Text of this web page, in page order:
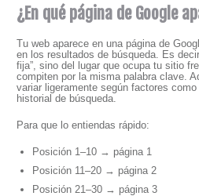
¿En qué página de Google
Tu web aparece en una página de
en los resultados de búsqueda. Es
fija”, sino del lugar que ocupa tu sitio
compiten por la misma palabra clave.
variar ligeramente según factores
historial de búsqueda.
Para que lo entiendas rápido:
Posición 1–10 → página 1
Posición 11–20 → página 2
Posición 21–30 → página 3